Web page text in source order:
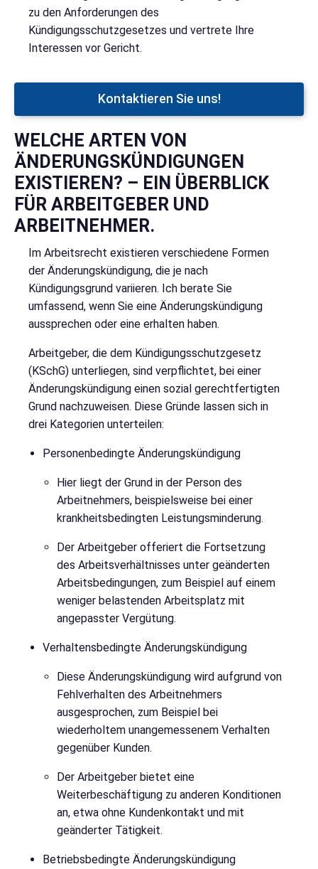
zu den Anforderungen des
Kündigungsschutzgesetzes und vertrete Ihre
Interessen vor Gericht.
Kontaktieren Sie uns!
WELCHE ARTEN VON
ÄNDERUNGSKÜNDIGUNGEN
EXISTIEREN? – EIN ÜBERBLICK
FÜR ARBEITGEBER UND
ARBEITNEHMER.
Im Arbeitsrecht existieren verschiedene Formen
der Änderungskündigung, die je nach
Kündigungsgrund variieren. Ich berate Sie
umfassend, wenn Sie eine Änderungskündigung
aussprechen oder eine erhalten haben.
Arbeitgeber, die dem Kündigungsschutzgesetz
(KSchG) unterliegen, sind verpflichtet, bei einer
Änderungskündigung einen sozial gerechtfertigten
Grund nachzuweisen. Diese Gründe lassen sich in
drei Kategorien unterteilen:
Personenbedingte Änderungskündigung
Hier liegt der Grund in der Person des
Arbeitnehmers, beispielsweise bei einer
krankheitsbedingten Leistungsminderung.
Der Arbeitgeber offeriert die Fortsetzung
des Arbeitsverhältnisses unter geänderten
Arbeitsbedingungen, zum Beispiel auf einem
weniger belastenden Arbeitsplatz mit
angepasster Vergütung.
Verhaltensbedingte Änderungskündigung
Diese Änderungskündigung wird aufgrund von
Fehlverhalten des Arbeitnehmers
ausgesprochen, zum Beispiel bei
wiederholtem unangemessenem Verhalten
gegenüber Kunden.
Der Arbeitgeber bietet eine
Weiterbeschäftigung zu anderen Konditionen
an, etwa ohne Kundenkontakt und mit
geänderter Tätigkeit.
Betriebsbedingte Änderungskündigung